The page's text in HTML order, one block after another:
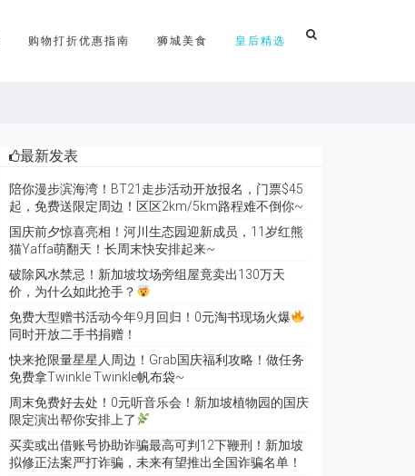
购物打折优惠指南 狮城美食 皇后精选
最新发表
陪你漫步滨海湾！BT21走步活动开放报名，门票$45
起，免费送限定周边！区区2km/5km路程难不倒你~
国庆前夕惊喜亮相！河川生态园迎新成员，11岁红熊
猫Yaffa萌翻天！长周末快安排起来~
破除风水禁忌！新加坡坟场旁组屋竟卖出130万天
价，为什么如此抢手？
免费大型赠书活动今年9月回归！0元淘书现场火爆
同时开放二手书捐赠！
快来抢限量星星人周边！Grab国庆福利攻略！做任务
免费拿Twinkle Twinkle帆布袋~
周末免费好去处！0元听音乐会！新加坡植物园的国庆
限定演出帮你安排上了
买卖或出借账号协助诈骗最高可判12下鞭刑！新加坡
拟修正法案严打诈骗，未来有望推出全国诈骗名单！